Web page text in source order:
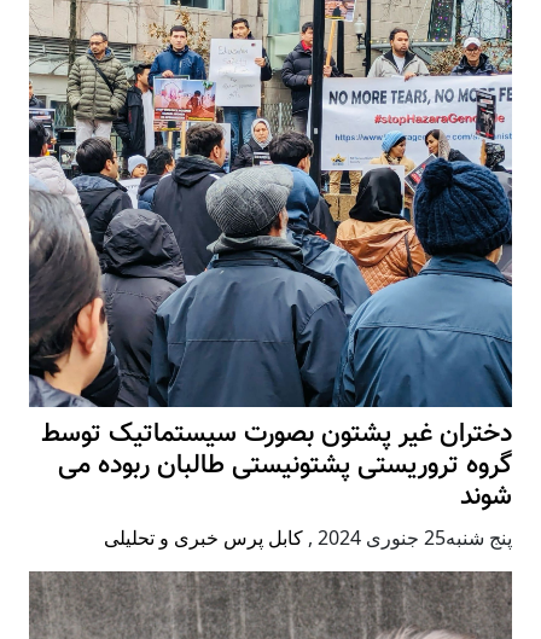
دختران غیر پشتون بصورت سیستماتیک توسط
گروه تروریستی پشتونیستی طالبان ربوده می
شوند
پنج شنبه25 جنوری 2024 , کابل پرس خبری و تحلیلی